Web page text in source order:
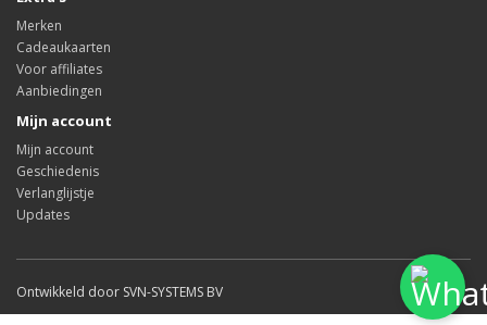
Merken
Cadeaukaarten
Voor affiliates
Aanbiedingen
Mijn account
Mijn account
Geschiedenis
Verlanglijstje
Updates
Ontwikkeld door SVN-SYSTEMS BV